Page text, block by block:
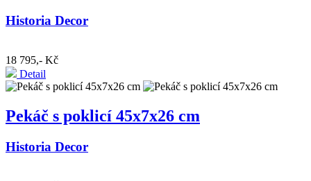
Historia Decor
18 795,- Kč
Detail
Pekáč s poklicí 45x7x26 cm
Historia Decor